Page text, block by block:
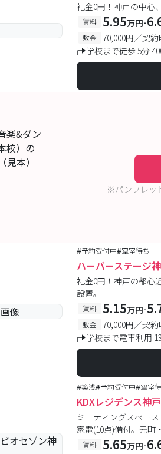
礼金0円！神戸の中心
賃料 5.95万円-
敷金 70,000円／契約
学校まで徒歩 5分
※パンフレッ
#予約受付中#空室待ち
ハーバーステージ
礼金0円！神戸の都心
設置。
賃料 5.15万円-
敷金 70,000円／契約
学校まで電車利用
#築浅#予約受付中#空室
KDXレジデンス神
ミーティングスペー
家電(10点)備付。元
賃料 5.65万円-